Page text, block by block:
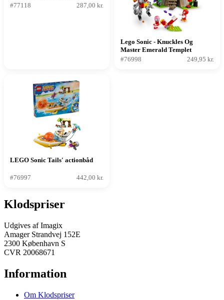
#77118
287,00 kr.
Lego Sonic - Knuckles Og
Master Emerald Templet
#76998
249,95 kr.
LEGO Sonic Tails' actionbåd
#76997 442,00 kr.
Klodspriser
Udgives af Imagix
Amager Strandvej 152E
2300 København S
CVR 20068671
Information
Om Klodspriser